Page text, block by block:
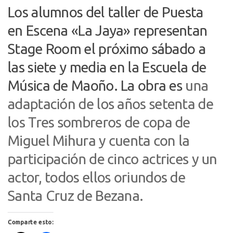
Los alumnos del taller de Puesta
en Escena «La Jaya» representan
Stage Room el próximo sábado a
las siete y media en la Escuela de
Música de Maoño. La obra es una
adaptación de los años setenta de
los Tres sombreros de copa de
Miguel Mihura y cuenta con la
participación de cinco actrices y un
actor, todos ellos oriundos de
Santa Cruz de Bezana.
Comparte esto: